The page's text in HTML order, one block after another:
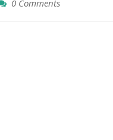
0 Comments